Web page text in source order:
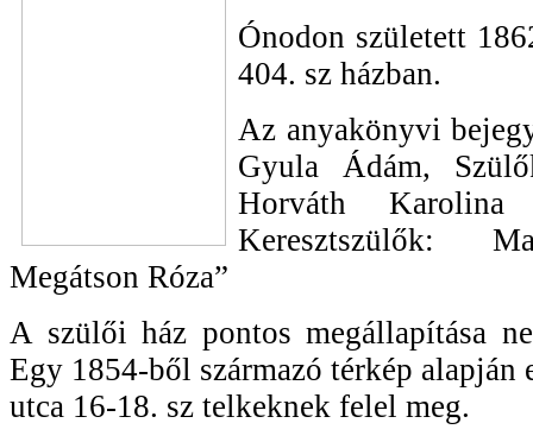
Ónodon született
404. sz házban.
Az anyakönyvi
Gyula Ádám,
Horváth
Keresztszülők:
Megátson Róza”
A szülői ház pontos megállapítása
Egy 1854-ből származó térkép alapján
utca 16-18. sz telkeknek felel meg.